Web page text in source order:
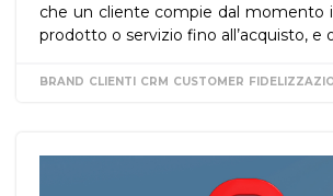
che un cliente compie dal momento
prodotto o servizio fino all’acquisto, e
BRAND CLIENTI CRM CUSTOMER